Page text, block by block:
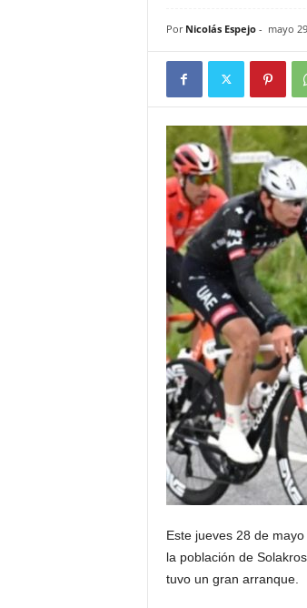
Por Nicolás Espejo- mayo
Este jueves 28 de
la población de
tuvo un gran arranque.